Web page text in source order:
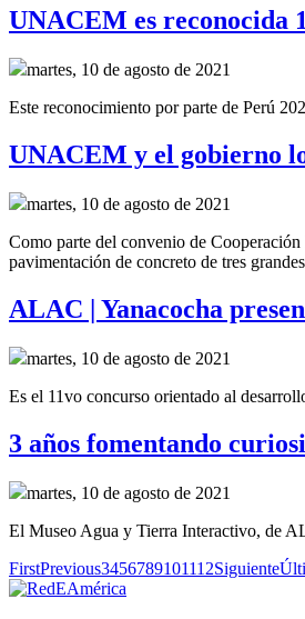
UNACEM es reconocida
martes, 10 de agosto de 2021
Este reconocimiento por parte de Perú
UNACEM y el gobierno
martes, 10 de agosto de 2021
Como parte del convenio de
pavimentación de concreto de tres grandes
ALAC | Yanacocha
martes, 10 de agosto de 2021
Es el 11vo concurso orientado al
3 años fomentando
martes, 10 de agosto de 2021
El Museo Agua y Tierra Interactivo, de
FirstPrevious3456789101112Siguiente